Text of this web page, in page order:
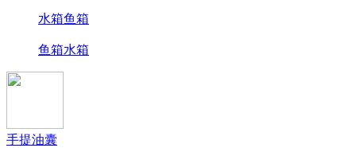
水箱鱼箱
鱼箱水箱
手提油囊